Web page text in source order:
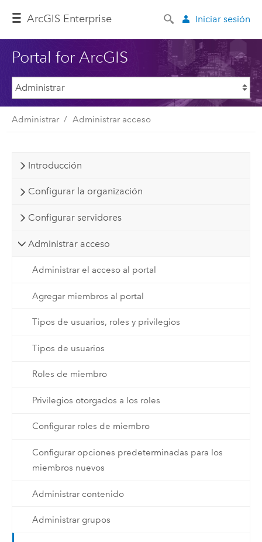
ArcGIS Enterprise Iniciar sesión
Portal for ArcGIS
Administrar Administrar acceso
Introducción
Configurar la organización
Configurar servidores
Administrar acceso
Administrar el acceso al portal
Agregar miembros al portal
Tipos de usuarios, roles y privilegios
Tipos de usuarios
Roles de miembro
Privilegios otorgados a los roles
Configurar roles de miembro
Configurar opciones predeterminadas para los
miembros nuevos
Administrar contenido
Administrar grupos